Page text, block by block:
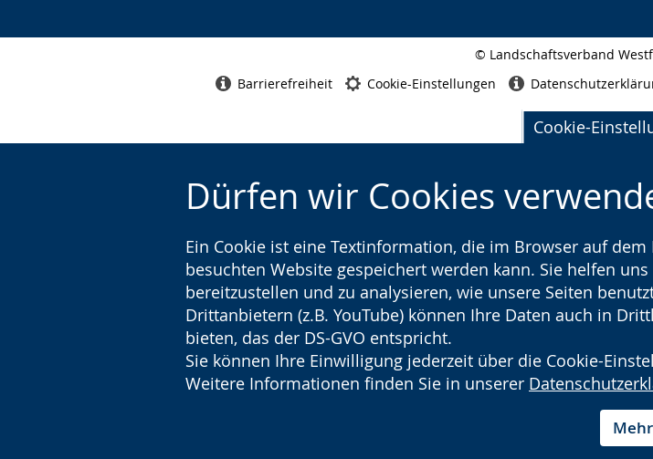
Cookie-
Dürfen wir Cookies
Ein Cookie ist eine Textinformation, die im Browser auf
besuchten Website gespeichert werden kann. Sie helfen
bereitzustellen und zu analysieren, wie unsere Seiten
Drittanbietern (z.B. YouTube) können Ihre Daten auch in
bieten, das der DS-GVO entspricht.
Sie können Ihre Einwilligung jederzeit über die Cookie-
Weitere Informationen finden Sie in unserer
© Landschaftsverband
Barrierefreiheit Cookie-Einstellungen